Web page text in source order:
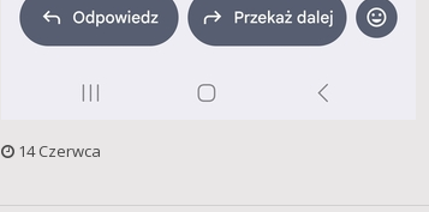
14 Czerwca